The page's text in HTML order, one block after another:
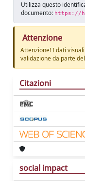
Utilizza questo
documento: https://
Attenzione
Attenzione! I dati
validazione da parte
Citazioni
social impact